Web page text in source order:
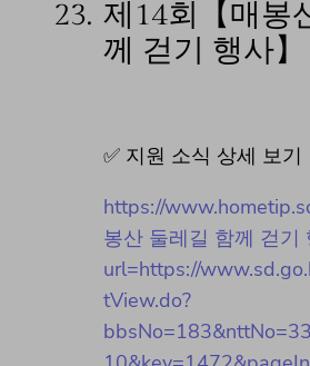
23. 제14회【매봉
께 걷기 행사】
✅ 지원 소식 상세 보
https://
봉산 둘레길 함께 걷기
url=https://
tView.do?